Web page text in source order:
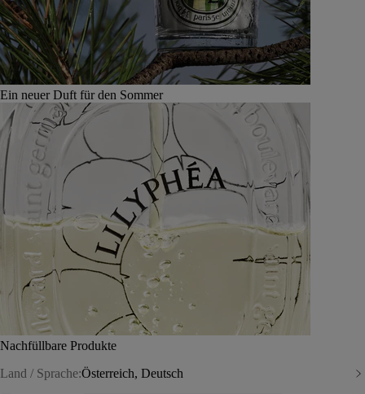
Ein neuer Duft für den Sommer
Nachfüllbare Produkte
Land / Sprache:Österreich, Deutsch